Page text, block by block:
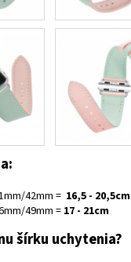
42mm = 16,5 - 20,5cm
49mm =17 - 21cm
šírku uchytenia?